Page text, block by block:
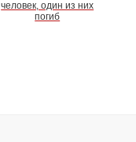
человек, один из них
погиб